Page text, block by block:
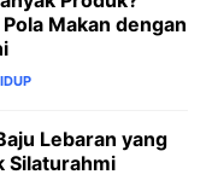
Makan dengan
Lebaran yang
Silaturahmi